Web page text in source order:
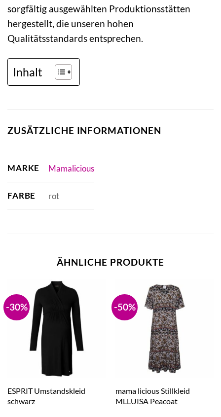
sorgfältig ausgewählten Produktionsstätten
hergestellt, die unseren hohen
Qualitätsstandards entsprechen.
Inhalt
ZUSÄTZLICHE INFORMATIONEN
MARKE Mamalicious
FARBE rot
ÄHNLICHE PRODUKTE
-30%
ESPRIT Umstandskleid
schwarz
-50%
mama licious Stillkleid
MLLUISA Peacoat